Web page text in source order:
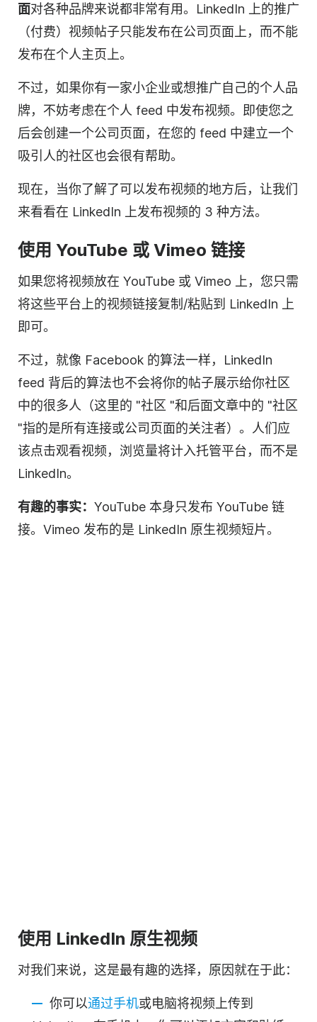
面对各种品牌来说都非常有用。LinkedIn 上的推广
（付费） 视频帖子只能发布在公司页面上，而不能
发布在个人主页上。
不过，如果你有一家小企业或想推广自己的个人品
牌，不妨考虑在个人 feed 中发布视频。即使您之
后会创建一个公司页面，在您的 feed 中建立一个
吸引人的社区也会很有帮助。
现在，当你了解了可以发布视频的地方后，让我们
来看看在 LinkedIn 上发布视频的 3 种方法。
使用 YouTube 或 Vimeo 链接
如果您将视频放在 YouTube 或 Vimeo 上，您只需
将这些平台上的视频链接复制/粘贴到 LinkedIn 上
即可。
不过，就像 Facebook 的算法一样，LinkedIn
feed 背后的算法也不会将你的帖子展示给你社区
中的很多人（这里的 "社区 "和后面文章中的 "社区
"指的是所有连接或公司页面的关注者）。人们应
该点击观看视频，浏览量将计入托管平台，而不是
LinkedIn。
有趣的事实： YouTube 本身只发布 YouTube 链
接。Vimeo 发布的是 LinkedIn 原生视频短片。
使用 LinkedIn 原生视频
对我们来说，这是最有趣的选择，原因就在于此：
你可以通过手机或电脑将视频 上传到